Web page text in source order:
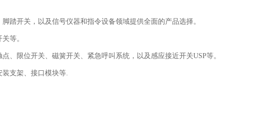
踏开关，以及信号仪器和指令设备领域提供全面的产品选择。
等。
、限位开关、磁簧开关、紧急呼叫系统，以及感应接近开关USP等。
支架、接口模块等.